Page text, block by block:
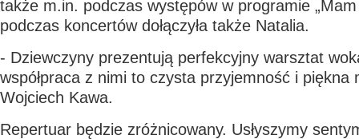
także m.in. podczas występów w programie
podczas koncertów dołączyła także Natalia.
- Dziewczyny prezentują perfekcyjny warsztat
współpraca z nimi to czysta przyjemność i piękna
Wojciech Kawa.
Repertuar będzie zróżnicowany. Usłyszymy